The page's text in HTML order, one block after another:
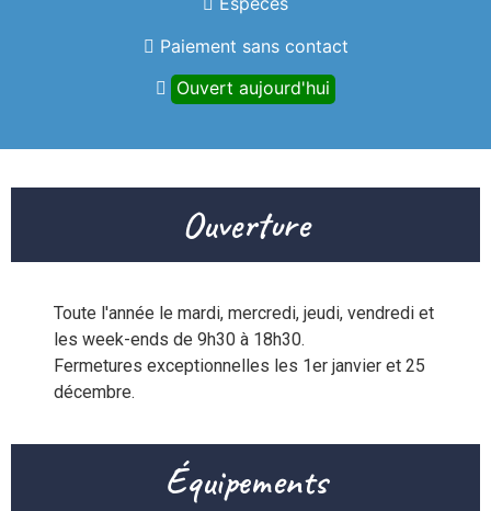
Paiement sans contact
Ouvert aujourd'hui
Ouverture
Toute l'année le mardi, mercredi, jeudi, vendredi et
les week-ends de 9h30 à 18h30.
Fermetures exceptionnelles les 1er janvier et 25
décembre.
Équipements